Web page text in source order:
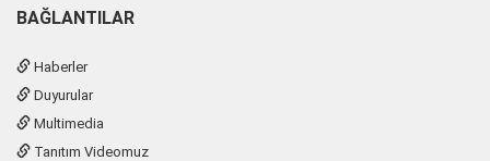
BAĞLANTILAR
Haberler
Duyurular
Multimedia
Tanıtım Videomuz